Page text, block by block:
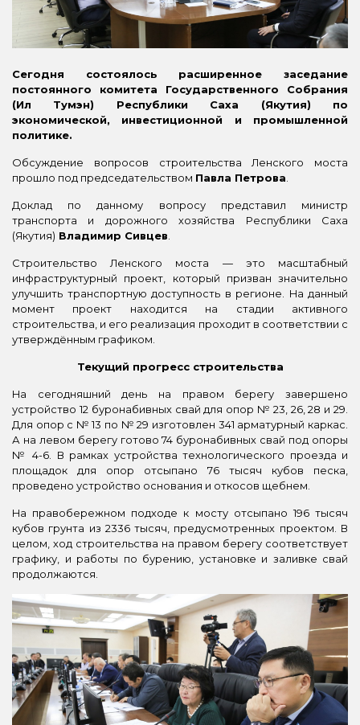
Сегодня состоялось расширенное заседание
постоянного комитета Государственного Собрания
(Ил Тумэн) Республики Саха (Якутия) по
экономической, инвестиционной и промышленной
политике.
Обсуждение вопросов строительства Ленского моста
прошло под председательством Павла Петрова
Доклад по данному вопросу представил министр
транспорта и дорожного хозяйства Республики Саха
(Якутия) Владимир Сивцев
Строительство Ленского моста — это масштабный
инфраструктурный проект, который призван значительно
улучшить транспортную доступность в регионе. На данный
момент проект находится на стадии активного
строительства, и его реализация проходит в соответствии с
утверждённым графиком.
Текущий прогресс строительства
На сегодняшний день на правом берегу завершено
устройство 12 буронабивных свай для опор № 23, 26, 28 и 29.
Для опор с № 13 по № 29 изготовлен 341 арматурный каркас.
А на левом берегу готово 74 буронабивных свай под опоры
№ 4-6. В рамках устройства технологического проезда и
площадок для опор отсыпано 76 тысяч кубов песка,
проведено устройство основания и откосов щебнем.
На правобережном подходе к мосту отсыпано 196 тысяч
кубов грунта из 2336 тысяч, предусмотренных проектом. В
целом, ход строительства на правом берегу соответствует
графику, и работы по бурению, установке и заливке свай
продолжаются.